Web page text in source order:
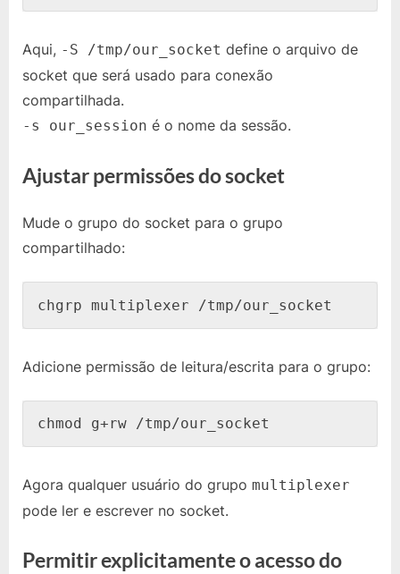
Aqui, -S /tmp/our_socket define o arquivo de
socket que será usado para conexão
compartilhada.
-s our_session é o nome da sessão.
Ajustar permissões do socket
Mude o grupo do socket para o grupo
compartilhado:
chgrp multiplexer /tmp/our_socket
Adicione permissão de leitura/escrita para o grupo:
chmod g+rw /tmp/our_socket
Agora qualquer usuário do grupo multiplexer
pode ler e escrever no socket.
Permitir explicitamente o acesso do